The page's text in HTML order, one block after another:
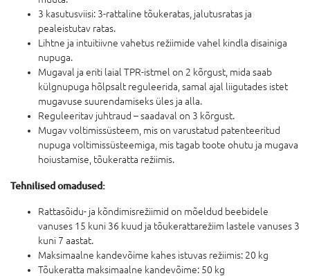
3 kasutusviisi: 3-rattaline tõukeratas, jalutusratas ja
pealeistutav ratas.
Lihtne ja intuitiivne vahetus režiimide vahel kindla disainiga
nupuga.
Mugaval ja eriti laial TPR-istmel on 2 kõrgust, mida saab
külgnupuga hõlpsalt reguleerida, samal ajal liigutades istet
mugavuse suurendamiseks üles ja alla.
Reguleeritav juhtraud – saadaval on 3 kõrgust.
Mugav voltimissüsteem, mis on varustatud patenteeritud
nupuga voltimissüsteemiga, mis tagab toote ohutu ja mugava
hoiustamise, tõukeratta režiimis.
Tehnilised omadused:
Rattasõidu- ja kõndimisrežiimid on mõeldud beebidele
vanuses 15 kuni 36 kuud ja tõukerattarežiim lastele vanuses 3
kuni 7 aastat.
Maksimaalne kandevõime kahes istuvas režiimis: 20 kg
Tõukeratta maksimaalne kandevõime: 50 kg